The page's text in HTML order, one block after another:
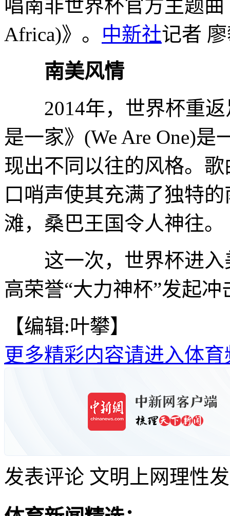
唱南非世界杯官方主题曲
Africa)》。 中新社记者
南美风情
2014年，世界杯重返
是一家》(We Are One)
现出不同以往的风格。
口哨声使其充满了独特
滩，桑巴王国令人神往。
这一次，世界杯进入
高荣誉“大力神杯”发起冲
【编辑:叶攀】
更多精彩内容请进入体育
发表评论 文明上网理性